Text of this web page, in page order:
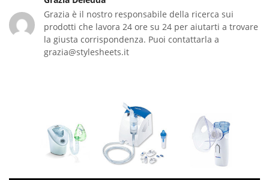
Grazia è il nostro responsabile della ricerca sui
prodotti che lavora 24 ore su 24 per aiutarti a trovare
la giusta corrispondenza. Puoi contattarla a
grazia@stylesheets.it